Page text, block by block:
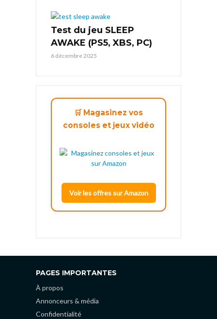
Test du jeu SLEEP
AWAKE (PS5, XBS, PC)
6 décembre 2025
🛒 Magasinez vos
consoles et jeux vidéo
Voir les offres sur Amazon
PAGES IMPORTANTES
À propos
Annonceurs & média
Confidentialité